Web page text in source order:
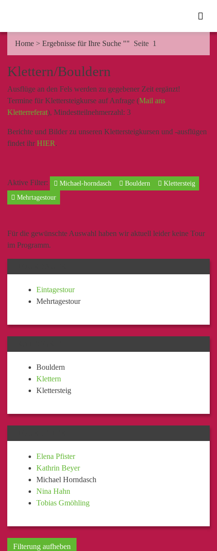
Home > Ergebnisse für Ihre Suche "" Seite 1
Klettern/Bouldern
Ausflüge an den Fels werden zu gegebener Zeit ergänzt!
Termine für Klettersteigkurse auf Anfrage (Mail ans
Kletterreferat), Mindestteilnehmerzahl: 3
Berichte und Bilder zu unseren Klettersteigkursen und -ausflügen
findet ihr HIER.
Aktive Filter: Michael-horndasch Bouldern
Klettersteig
Mehrtagestour
Für die gewünschte Auswahl haben wir aktuell leider keine Tour
im Programm.
Eintagestour
Mehrtagestour
Bouldern
Klettern
Klettersteig
Elena Pfister
Kathrin Beyer
Michael Horndasch
Nina Hahn
Tobias Gmöhling
Filterung aufheben